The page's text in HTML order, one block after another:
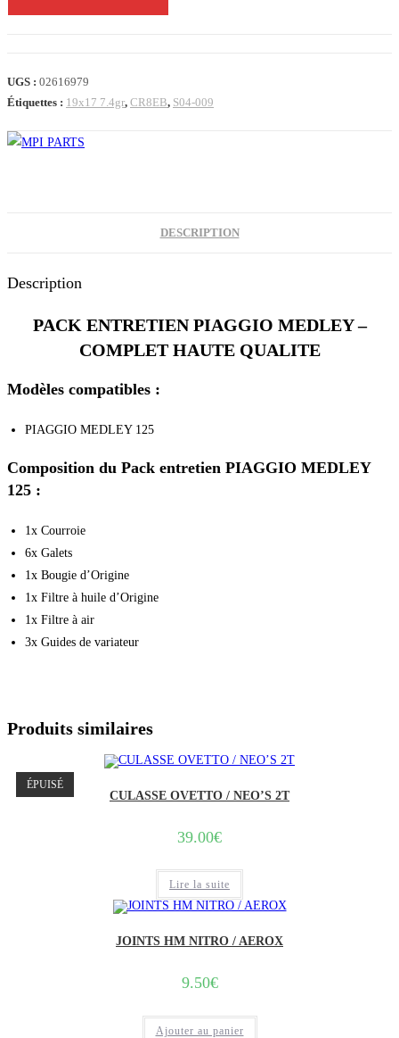
PIAGGIO
MEDLEY
UGS : 02616979
Étiquettes : 19x17 7.4gr, CR8EB, S04-009
DESCRIPTION
Description
PACK ENTRETIEN PIAGGIO MEDLEY –
COMPLET HAUTE QUALITE
Modèles compatibles :
PIAGGIO MEDLEY 125
Composition du Pack entretien PIAGGIO MEDLEY
125 :
1x Courroie
6x Galets
1x Bougie d’Origine
1x Filtre à huile d’Origine
1x Filtre à air
3x Guides de variateur
Produits similaires
ÉPUISÉ
CULASSE OVETTO / NEO’S 2T
39.00€
Lire la suite
JOINTS HM NITRO / AEROX
9.50€
Ajouter au panier